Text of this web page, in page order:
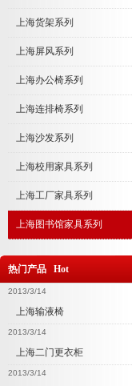
上海货架系列
上海屏风系列
上海办公椅系列
上海连排椅系列
上海沙发系列
上海校用家具系列
上海工厂家具系列
上海图书馆家具系列
热门产品 Hot
2013/3/14
上海输液椅
2013/3/14
上海二门更衣柜
2013/3/14